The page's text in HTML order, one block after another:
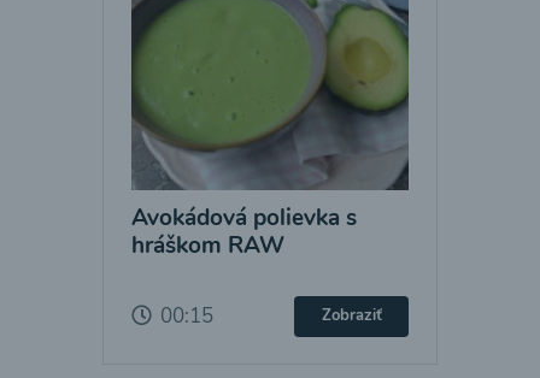
Avokádová polievka s
hráškom RAW
00:15 Zobraziť